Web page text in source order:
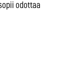
odottaa